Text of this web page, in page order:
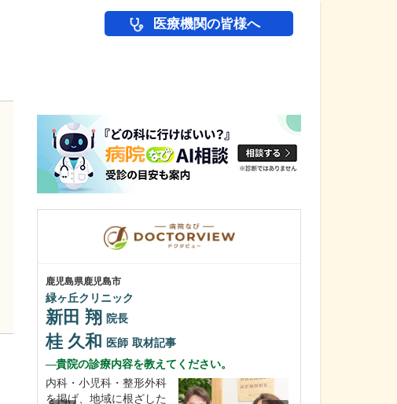
医療機関の皆様へ
鹿児島県鹿児島市
緑ヶ丘クリニック
新田 翔 院長
桂 久和 医師 取材記事
貴院の診療内容を教えてください。
内科・小児科・整形外科
を掲げ、地域に根ざした